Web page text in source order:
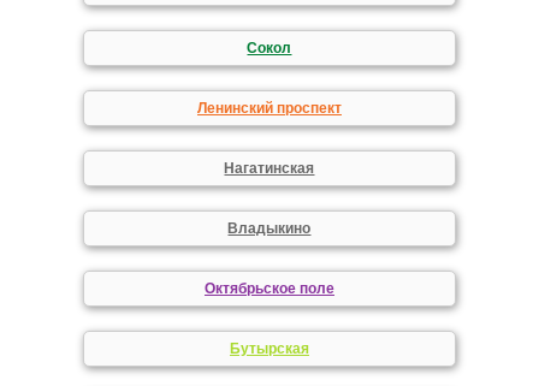
Сокол
Ленинский проспект
Нагатинская
Владыкино
Октябрьское поле
Бутырская